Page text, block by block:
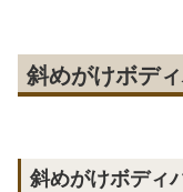
斜めがけボデ
斜めがけボディ